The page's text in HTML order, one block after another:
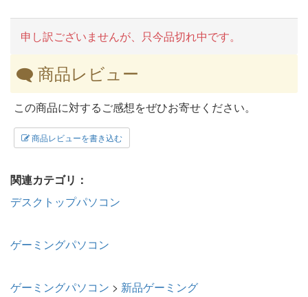
申し訳ございませんが、只今品切れ中です。
商品レビュー
この商品に対するご感想をぜひお寄せください。
商品レビューを書き込む
関連カテゴリ：
デスクトップパソコン
ゲーミングパソコン
ゲーミングパソコン > 新品ゲーミング